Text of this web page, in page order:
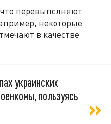
перевыполняют
некоторые
в качестве
украинских
пользуясь